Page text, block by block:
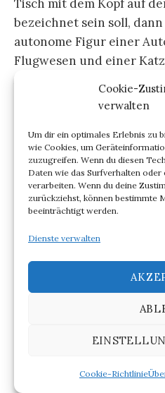
Cookie-
verwalten
Um dir ein optimales Erlebnis zu
wie Cookies, um
zuzugreifen. Wenn du diesen
Daten wie das Surfverhalten
verarbeiten. Wenn du deine
zurückziehst, können bestimmte
beeinträchtigt werden.
Dienste verwalten
Cookie-Richtlinie
Gemälde ist auch als
ich finde, dass das ein
Schließlich lässt sich, wie
vorgeschlagen, die
schlafend-liegender
Wesen auf dem
nur romantisch, sondern
Vergewaltigungsfantasie
Schlaf schaut ein Subjekt
das von einem Subjekt
der Grenze des Schlafes
sich der Schlafenden zeigt.
Mosse-
Do. 25. Januar 2024,
mit Stefan Willer